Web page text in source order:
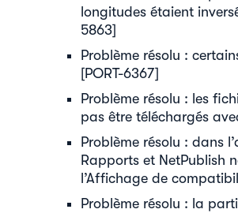
longitudes étaient
5863]
Problème résolu :
[PORT-6367]
Problème résolu : les
pas être téléchargés
Problème résolu : dans
Rapports et NetPublish
l’Affichage de
Problème résolu : la